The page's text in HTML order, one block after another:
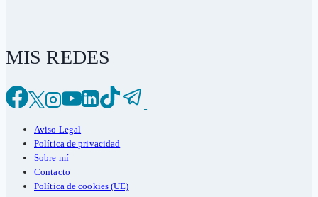
MIS REDES
Aviso Legal
Política de privacidad
Sobre mí
Contacto
Política de cookies (UE)